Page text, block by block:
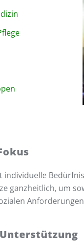
individuelle
ganzheitlich, um